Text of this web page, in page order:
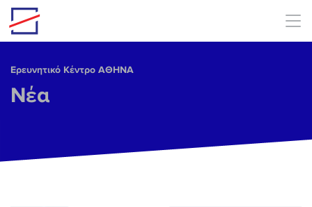
Skip to main content
Ερευνητικό Κέντρο ΑΘΗΝΑ
Νέα